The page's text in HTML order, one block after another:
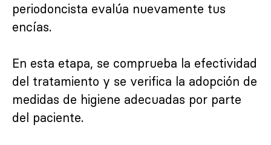
periodoncista evalúa nuevamente tus
encías.
En esta etapa, se comprueba la efectividad
del tratamiento y se verifica la adopción de
medidas de higiene adecuadas por parte
del paciente.